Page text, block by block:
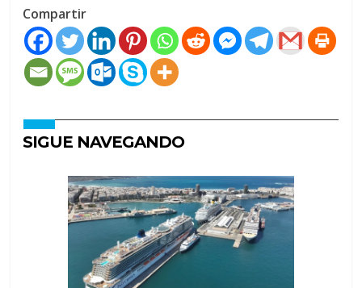
Compartir
SIGUE NAVEGANDO